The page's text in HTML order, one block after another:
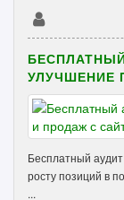
УЛУЧШЕНИЕ
Бесплатный
росту позиций в
...